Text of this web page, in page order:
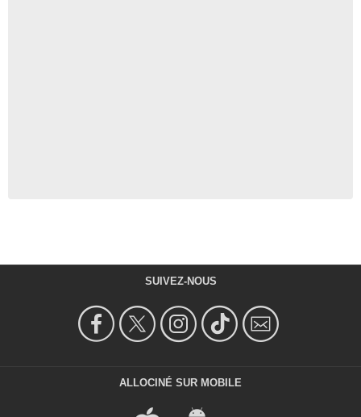
SUIVEZ-NOUS
ALLOCINÉ SUR MOBILE